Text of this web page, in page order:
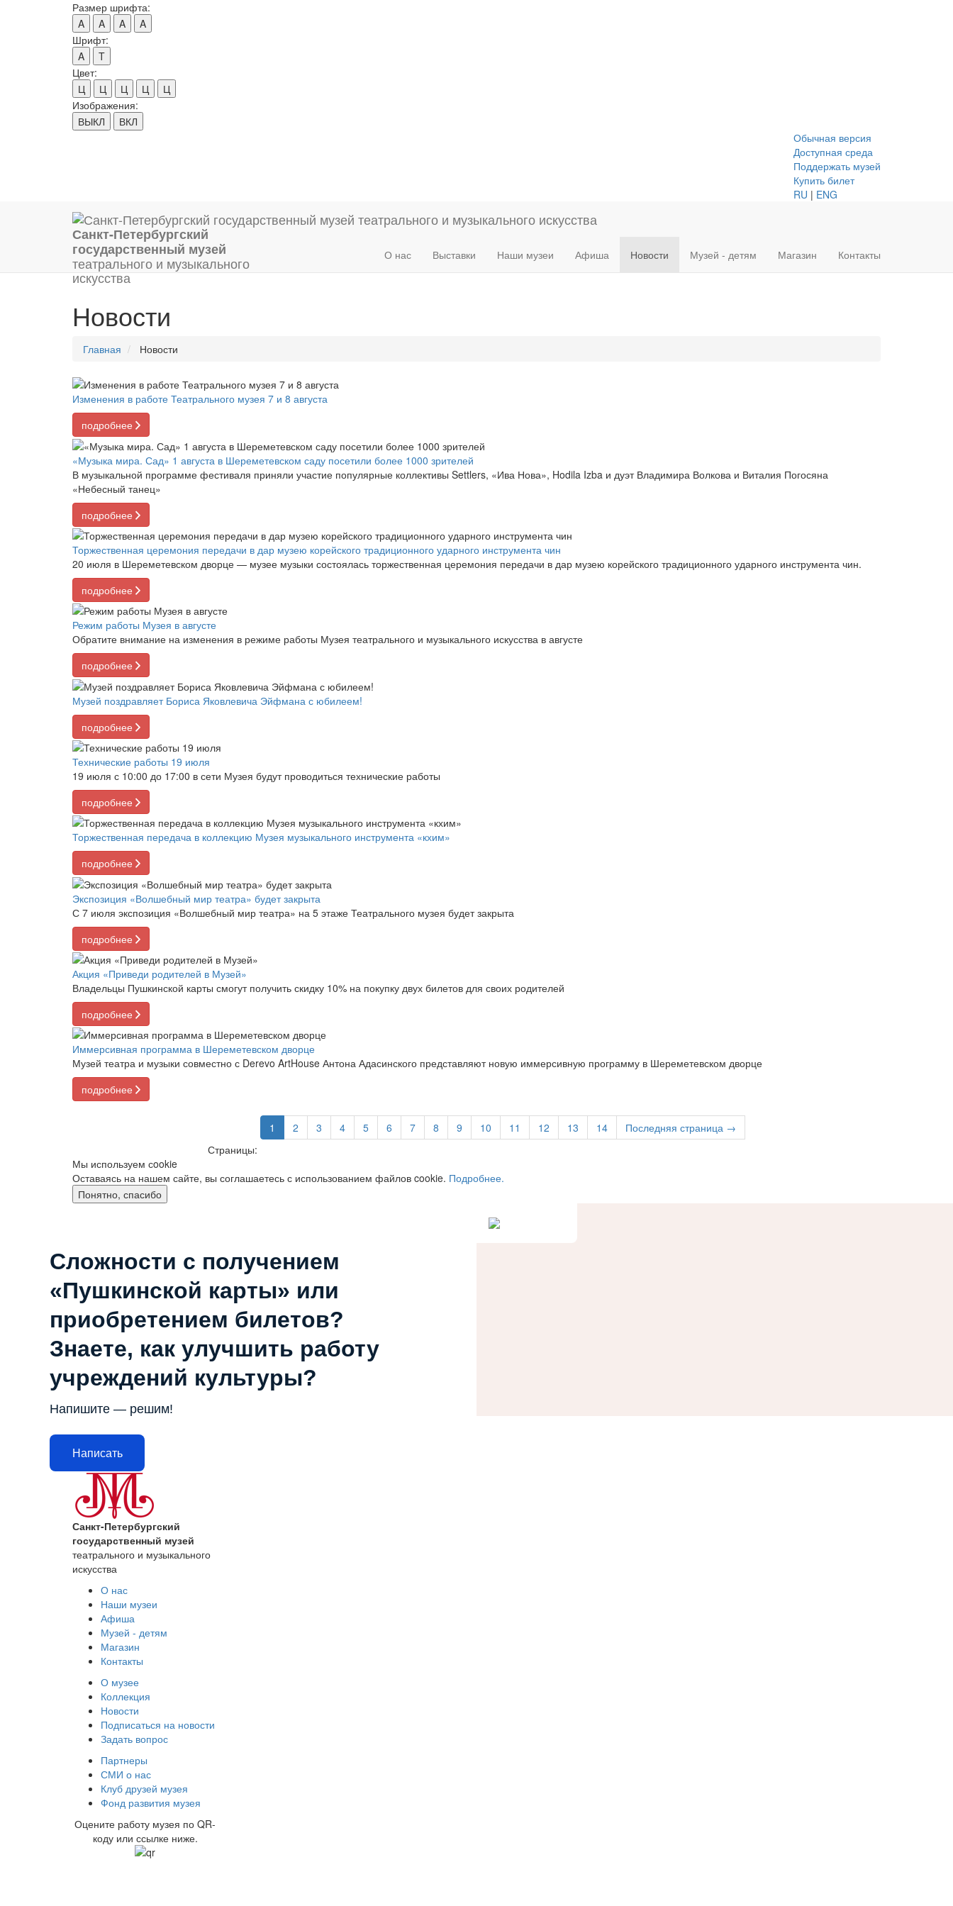
Размер шрифта:
A
A A
A
Шрифт:
A
T
Цвет:
Ц
Ц Ц Ц
Ц
Изображения:
ВЫКЛ
ВКЛ
Обычная версия
Доступная среда
Поддержать музей
Купить билет
RU | ENG
Санкт-Петербургский
государственный музей
театрального и музыкального
искусства
О нас Выставки Наши музеи Афиша Новости Музей - детям Магазин Контакты
Новости
Главная Новости
Изменения в работе Театрального музея 7 и 8 августа
подробнее
«Музыка мира. Сад» 1 августа в Шереметевском саду посетили более 1000 зрителей
В музыкальной программе фестиваля приняли участие популярные коллективы Settlers, «Ива Нова», Hodila Izba и дуэт Владимира Волкова и Виталия Погосяна
«Небесный танец»
подробнее
Торжественная церемония передачи в дар музею корейского традиционного ударного инструмента чин
20 июля в Шереметевском дворце — музее музыки состоялась торжественная церемония передачи в дар музею корейского традиционного ударного инструмента чин.
подробнее
Режим работы Музея в августе
Обратите внимание на изменения в режиме работы Музея театрального и музыкального искусства в августе
подробнее
Музей поздравляет Бориса Яковлевича Эйфмана с юбилеем!
подробнее
Технические работы 19 июля
19 июля с 10:00 до 17:00 в сети Музея будут проводиться технические работы
подробнее
Торжественная передача в коллекцию Музея музыкального инструмента «кхим»
подробнее
Экспозиция «Волшебный мир театра» будет закрыта
С 7 июля экспозиция «Волшебный мир театра» на 5 этаже Театрального музея будет закрыта
подробнее
Акция «Приведи родителей в Музей»
Владельцы Пушкинской карты смогут получить скидку 10% на покупку двух билетов для своих родителей
подробнее
Иммерсивная программа в Шереметевском дворце
Музей театра и музыки совместно с Derevo ArtHouse Антона Адасинского представляют новую иммерсивную программу в Шереметевском дворце
подробнее
Страницы:
1 2 3 4 5 6 7 8 9 10 11 12 13 14 Последняя страница →
Мы используем сookie
Оставаясь на нашем сайте, вы соглашаетесь с использованием файлов cookie. Подробнее.
Понятно, спасибо
Сложности с получением
«Пушкинской карты» или
приобретением билетов?
Знаете, как улучшить работу
учреждений культуры?
Напишите — решим!
Написать
Санкт-Петербургский
государственный музей
театрального и музыкального
искусства
О нас
Наши музеи
Афиша
Музей - детям
Магазин
Контакты
О музее
Коллекция
Новости
Подписаться на новости
Задать вопрос
Партнеры
СМИ о нас
Клуб друзей музея
Фонд развития музея
Оцените работу музея по QR-
коду или ссылке ниже.